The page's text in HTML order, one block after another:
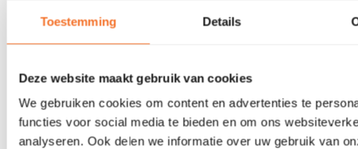
Toestemming Details
Deze website maakt gebruik van cookies
We gebruiken cookies om content en advertenties te
functies voor social media te bieden en om ons
analyseren. Ook delen we informatie over uw gebruik van